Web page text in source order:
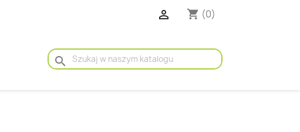
 shopping_cart (0)
search